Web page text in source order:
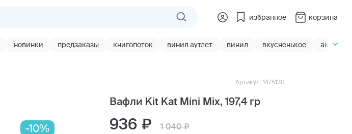
избранное корзина
новинки предзаказы книгопоток винил аутлет винил вкусненькое акции
-10%
Вафли Kit Kat Mini Mix, 197,4 гр
Артикул: 1475130
936 1 040